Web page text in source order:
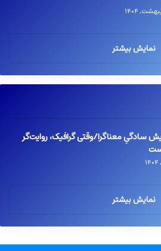
نمایش بیشتر
سادگیِ معناگرا/وقتی گرافیک، روایت‌گر
نمایش بیشتر